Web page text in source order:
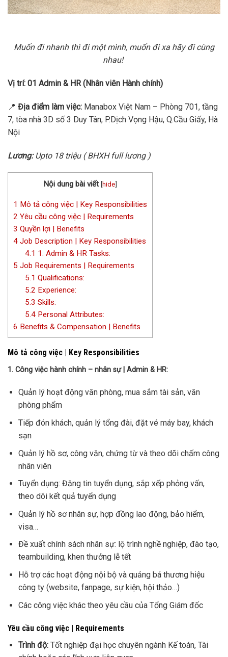
Muốn đi nhanh thì đi một mình, muốn đi xa hãy đi cùng
nhau!
Vị trí: 01 Admin & HR (Nhân viên Hành chính)
📍 Địa điểm làm việc: Manabox Việt Nam – Phòng 701, tầng
7, tòa nhà 3D số 3 Duy Tân, P.Dịch Vọng Hậu, Q.Cầu Giấy, Hà
Nội
Lương:Upto 18 triệu ( BHXH full lương )
Nội dung bài viết [hide]
1 Mô tả công việc | Key Responsibilities
2 Yêu cầu công việc | Requirements
3 Quyền lợi | Benefits
4 Job Description | Key Responsibilities
4.1 1. Admin & HR Tasks:
5 Job Requirements | Requirements
5.1 Qualifications:
5.2 Experience:
5.3 Skills:
5.4Personal Attributes:
6 Benefits & Compensation | Benefits
Mô tả công việc | Key Responsibilities
1. Công việc hành chính – nhân sự | Admin & HR:
Quản lý hoạt động văn phòng, mua sắm tài sản, văn
phòng phẩm
Tiếp đón khách, quản lý tổng đài, đặt vé máy bay, khách
sạn
Quản lý hồ sơ, công văn, chứng từ và theo dõi chấm công
nhân viên
Tuyển dụng: Đăng tin tuyển dụng, sắp xếp phỏng vấn,
theo dõi kết quả tuyển dụng
Quản lý hồ sơ nhân sự, hợp đồng lao động, bảo hiểm,
visa…
Đề xuất chính sách nhân sự: lộ trình nghề nghiệp, đào tạo,
teambuilding, khen thưởng lễ tết
Hỗ trợ các hoạt động nội bộ và quảng bá thương hiệu
công ty (website, fanpage, sự kiện, hội thảo…)
Các công việc khác theo yêu cầu của Tổng Giám đốc
Yêu cầu công việc | Requirements
Trình độ:Tốt nghiệp đại học chuyên ngành Kế toán, Tài